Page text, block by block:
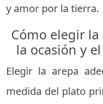
y amor por la tierra.
Cómo elegir
la ocasión y
Elegir la arepa
medida del plato